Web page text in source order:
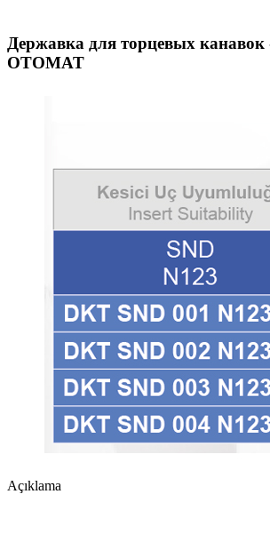
Державка для торцевых
OTOMAT
Açıklama